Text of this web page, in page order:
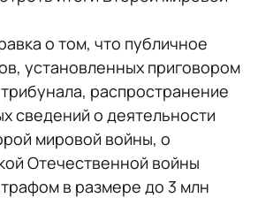
о том, что публичное
установленных приговором
распространение
сведений о деятельности
мировой войны, о
Отечественной войны
в размере до 3 млн